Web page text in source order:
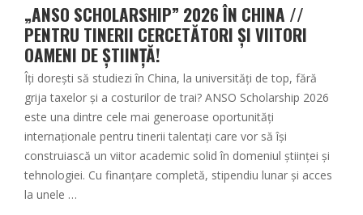
„ANSO SCHOLARSHIP” 2026 ÎN CHINA //
PENTRU TINERII CERCETĂTORI ȘI VIITORI
OAMENI DE ȘTIINȚĂ!
Îți dorești să studiezi în China, la universități de top, fără
grija taxelor și a costurilor de trai? ANSO Scholarship 2026
este una dintre cele mai generoase oportunități
internaționale pentru tinerii talentați care vor să își
construiască un viitor academic solid în domeniul științei și
tehnologiei. Cu finanțare completă, stipendiu lunar și acces
la unele …